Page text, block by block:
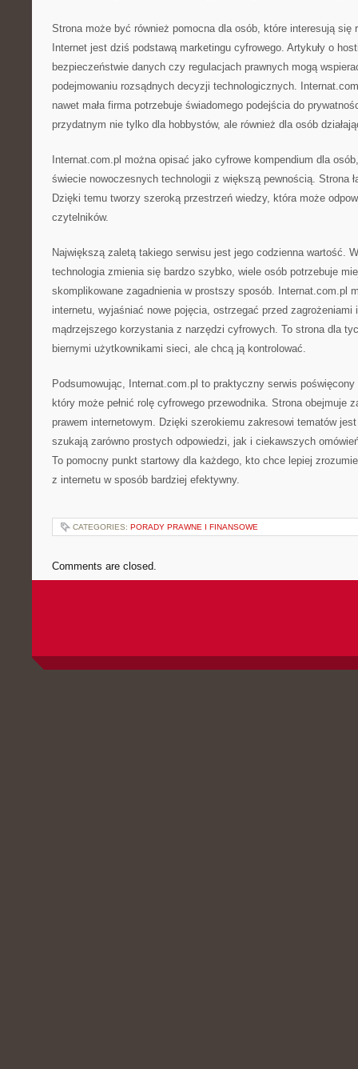
Strona może być również pomocna dla osób, które interesują się
Internet jest dziś podstawą marketingu cyfrowego. Artykuły o
bezpieczeństwie danych czy regulacjach prawnych mogą
podejmowaniu rozsądnych decyzji technologicznych.
nawet mała firma potrzebuje świadomego podejścia do
przydatnym nie tylko dla hobbystów, ale również dla osób
Internat.com.pl można opisać jako cyfrowe kompendium dla
świecie nowoczesnych technologii z większą pewnością. Strona
Dzięki temu tworzy szeroką przestrzeń wiedzy, która może
czytelników.
Największą zaletą takiego serwisu jest jego codzienna wartość.
technologia zmienia się bardzo szybko, wiele osób potrzebuje
skomplikowane zagadnienia w prostszy sposób. Internat.com.pl
internetu, wyjaśniać nowe pojęcia, ostrzegać przed zagrożeniami
mądrzejszego korzystania z narzędzi cyfrowych. To strona dla
biernymi użytkownikami sieci, ale chcą ją kontrolować.
Podsumowując, Internat.com.pl to praktyczny serwis
który może pełnić rolę cyfrowego przewodnika. Strona obejmuje
prawem internetowym. Dzięki szerokiemu zakresowi tematów
szukają zarówno prostych odpowiedzi, jak i ciekawszych
To pomocny punkt startowy dla każdego, kto chce lepiej
z internetu w sposób bardziej efektywny.
CATEGORIES: PORADY PRAWNE I FINANSOWE
Comments are closed.